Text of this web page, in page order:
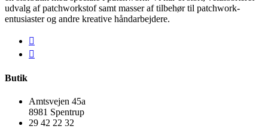
udvalg af patchworkstof samt masser af tilbehør til patchwork-
entusiaster og andre kreative håndarbejdere.
Butik
Amtsvejen 45a
8981 Spentrup
29 42 22 32